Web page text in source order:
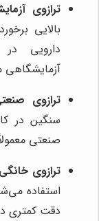
ترازوی
بالایی
دارویی در
آزمایشگاهی
ترازوی
سنگین در
صنعتی
ترازوی
استفاده
دقت کمتری